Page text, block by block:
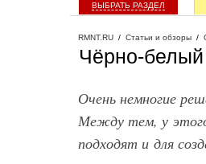
ВЫБРАТЬ РАЗДЕЛ
RMNT.RU / Статьи и обзоры /
Чёрно-белый
Очень немногие
Между тем, у этого
подходят и для